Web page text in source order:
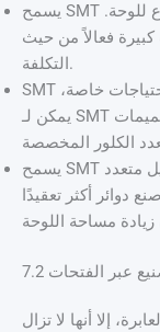
يسمح SMT بأتمتة عالية. وهذا يؤدي إلى تجميع أسرع للوحة.
كبيرة فعالاً من حيث
التكلفة.
SMT مرنة وقابلة للتخصيص. إذا كانت لديك احتياجات خاصة،
يمكن لـ SMT مطابقتها بشكل جيد. ويمكنه دعم تصميمات
يسمح SMT بوضع الأجزاء على جانبي ثنائي الفينيل متعدد
دوائر أكثر تعقيدًا
إلا أنها لا تزال